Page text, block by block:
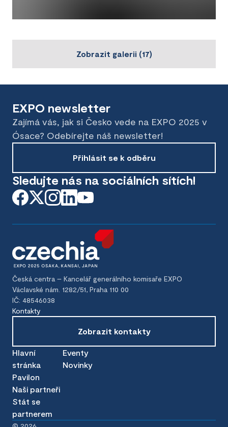
Zobrazit galerii (17)
EXPO newsletter
Zajímá vás, jak si Česko vede na EXPO 2025 v
Ósace? Odebírejte náš newsletter!
Přihlásit se k odběru
Sledujte nás na sociálních sítích!
Česká centra – Kancelář generálního komisaře EXPO
Václavské nám. 1282/51, Praha 110 00
IČ: 48546038
Kontakty
Zobrazit kontakty
Hlavní
stránka
Pavilon
Naši partneři
Stát se
partnerem
Eventy
Novinky